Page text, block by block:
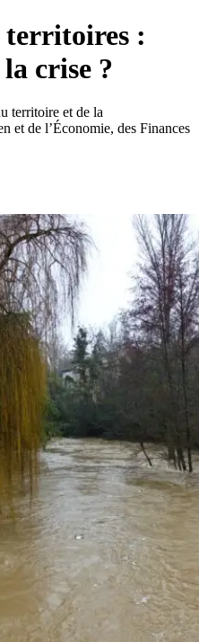
territoires :
crise ?
territoire et de la
et de l’Économie, des Finances